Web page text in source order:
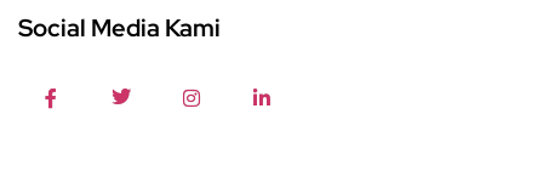
Social Media Kami